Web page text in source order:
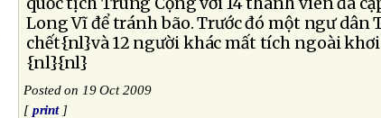
Long Vĩ để tránh bão. Trước đó một ngư dân
chết{nl}và 12 người khác mất tích ngoài khơi
{nl}{nl}
Posted on 19 Oct 2009
[print]